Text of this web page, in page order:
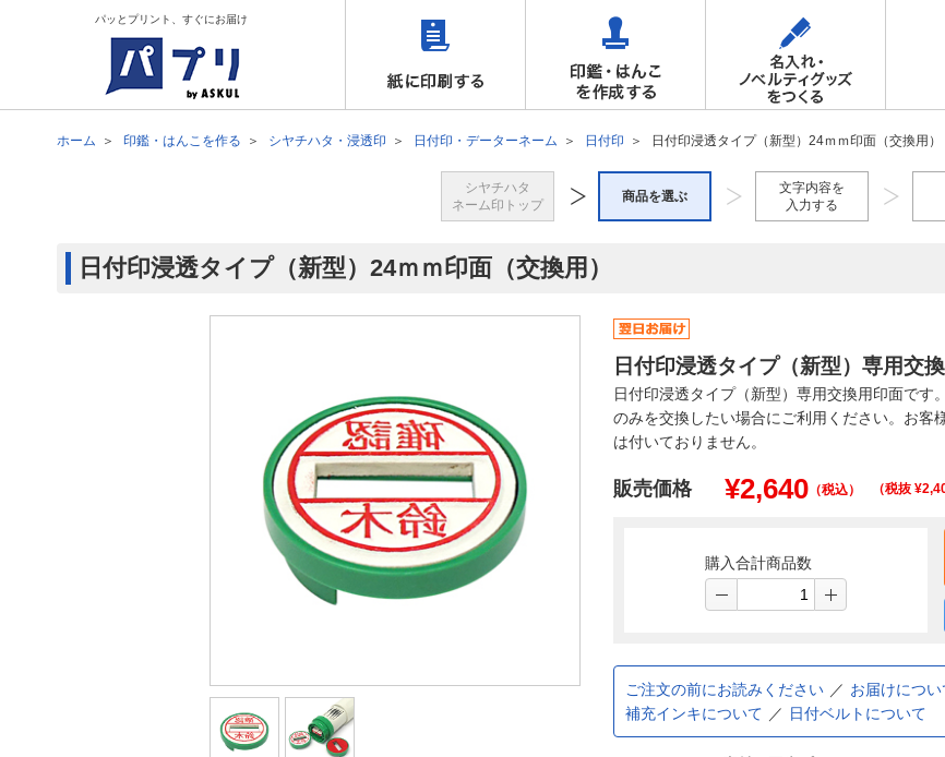
パッとプリント、すぐにお届け
ホーム 印鑑・はんこを作る シヤチハタ・浸透印 日付印・データーネーム 日付印 日付印浸透タイプ（新型）24ｍｍ印面（交換用）
シヤチハタ
ネーム印トップ
商品を選ぶ
文字内容を
入力する
日付印浸透タイプ（新型）24ｍｍ印面（交換用）
日付印浸透タイプ（新型）専用交
日付印浸透タイプ（新型）専用交換用印面で
のみを交換したい場合にご利用ください。お客
は付いておりません。
販売価格 ¥2,640 （税込） （税抜 ¥
購入合計商品数
ご注文の前にお読みください お届けについ
補充インキについて
日付ベルトについて